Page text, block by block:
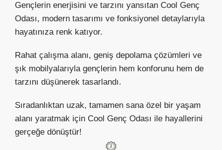
Gençlerin enerjisini ve tarzını yansıtan Cool Genç
Odası, modern tasarımı ve fonksiyonel detaylarıyla
hayatınıza renk katıyor.
Rahat çalışma alanı, geniş depolama çözümleri ve
şık mobilyalarıyla gençlerin hem konforunu hem de
tarzını düşünerek tasarlandı.
Sıradanlıktan uzak, tamamen sana özel bir yaşam
alanı yaratmak için Cool Genç Odası ile hayallerini
gerçeğe dönüştür!